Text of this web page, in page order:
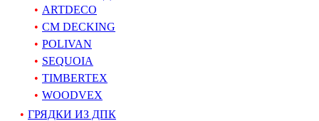
ARTDECO
CM DECKING
POLIVAN
SEQUOIA
TIMBERTEX
WOODVEX
ГРЯДКИ ИЗ ДПК